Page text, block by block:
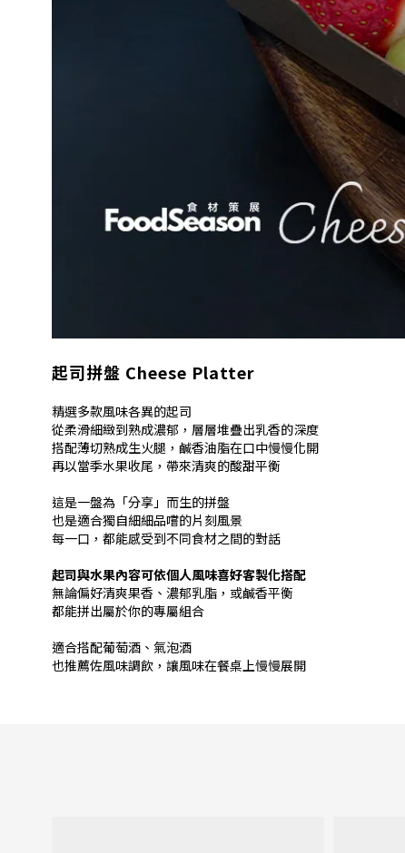
起司拼盤 Cheese Platter
精選多款風味各異的起司
從柔滑細緻到熟成濃郁，層層堆疊出乳香的深度
搭配薄切熟成生火腿，鹹香油脂在口中慢慢化開
再以當季水果收尾，帶來清爽的酸甜平衡
這是一盤為「分享」而生的拼盤
也是適合獨自細細品嚐的片刻風景
每一口，都能感受到不同食材之間的對話
起司與水果內容可依個人風味喜好客製化搭配
無論偏好清爽果香、濃郁乳脂，或鹹香平衡
都能拼出屬於你的專屬組合
適合搭配葡萄酒、氣泡酒
也推薦佐風味調飲，讓風味在餐桌上慢慢展開